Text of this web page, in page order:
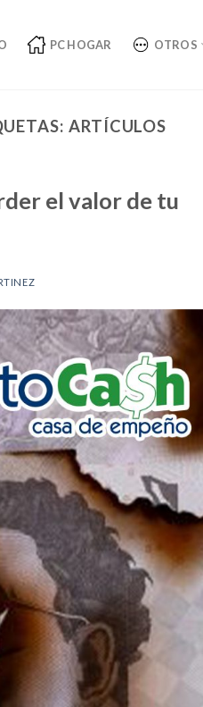
PC HOGAR OTROS
ARTÍCULOS
el valor de tu